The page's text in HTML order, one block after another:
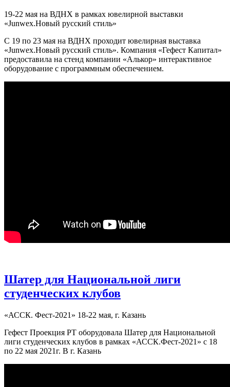
19-22 мая на ВДНХ в рамках ювелирной выставки
«Junwex.Новый русский стиль»
С 19 по 23 мая на ВДНХ проходит ювелирная выставка
«Junwex.Новый русский стиль». Компания «Гефест Капитал»
предоставила на стенд компании «Алькор» интерактивное
оборудование с программным обеспечением.
Шатер для Национальной лиги
студенческих клубов
«АССК. Фест-2021» 18-22 мая, г. Казань
Гефест Проекция РТ оборудовала Шатер для Национальной
лиги студенческих клубов в рамках «АССК.Фест-2021» с 18
по 22 мая 2021г. В г. Казань